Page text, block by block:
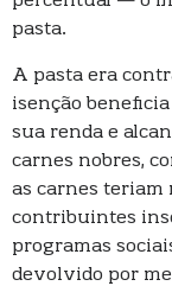
pasta.
A pasta era
isenção
sua renda e
carnes nobres,
as carnes teriam
contribuintes
programas
devolvido por